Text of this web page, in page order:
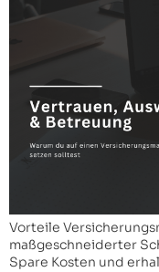
Vorteile
maßgeschneiderter
Spare Kosten und